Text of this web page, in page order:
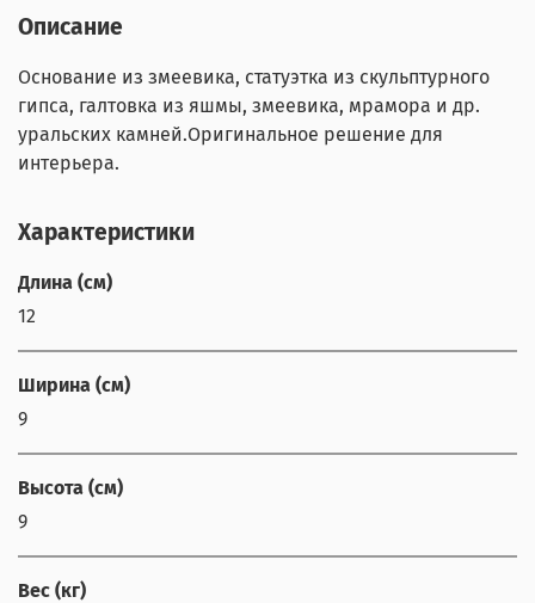
Описание
Основание из змеевика, статуэтка из скульптурного
гипса, галтовка из яшмы, змеевика, мрамора и др.
уральских камней.Оригинальное решение для
интерьера.
Характеристики
Длина (см)
12
Ширина (см)
9
Высота (см)
9
Вес (кг)